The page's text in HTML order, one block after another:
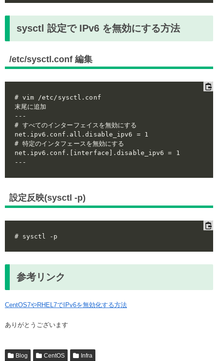
sysctl 設定で IPv6 を無効にする方法
/etc/sysctl.conf 編集
# vim /etc/sysctl.conf
末尾に追加
---
# すべてのインターフェイスを無効にする
net.ipv6.conf.all.disable_ipv6 = 1
# 特定のインタフェースを無効にする
net.ipv6.conf.[interface].disable_ipv6 = 1
設定反映(sysctl -p)
参考リンク
CentOS7やRHEL7でIPv6を無効化する方法
ありがとうございます
Blog CentOS Infra